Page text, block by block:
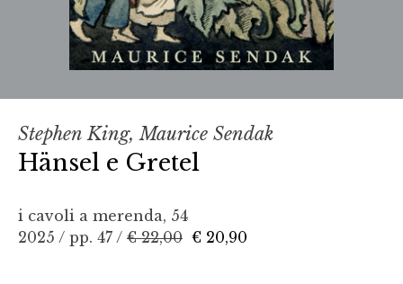
Stephen King, Maurice Sendak
Hänsel e Gretel
i cavoli a merenda, 54
2025 / pp. 47 / € 22,00 € 20,90